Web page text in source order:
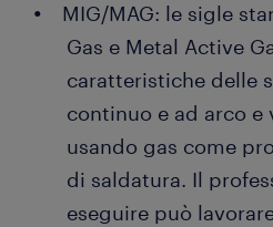
MIG/MAG: le sigle
Gas e Metal Active
caratteristiche delle
continuo e ad arco e
usando gas come
di saldatura. Il
eseguire può